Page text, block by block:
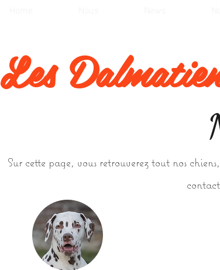
Les
Sur cette page, vous retrouverez tout nos